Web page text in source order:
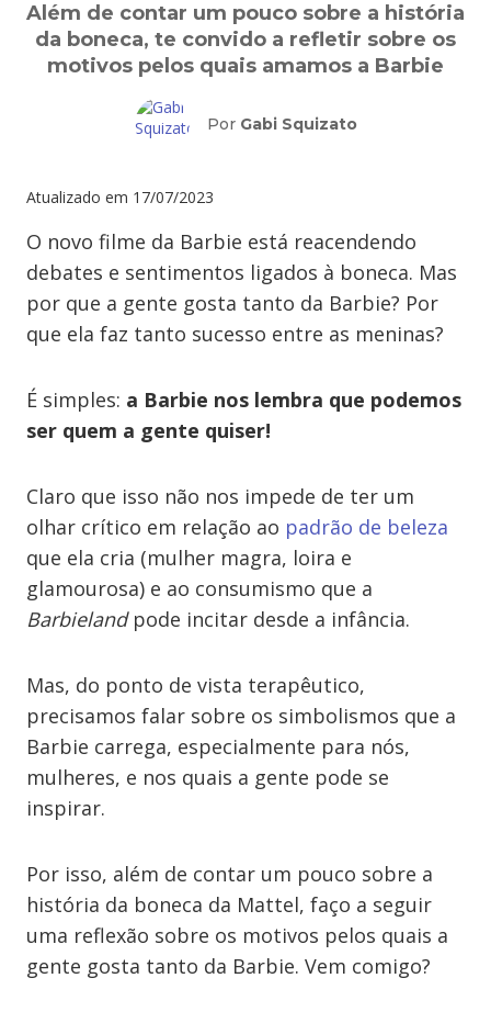
Além de contar um pouco sobre a história
da boneca, te convido a refletir sobre os
motivos pelos quais amamos a Barbie
Por Gabi Squizato
Atualizado em 17/07/2023
O novo filme da Barbie está reacendendo
debates e sentimentos ligados à boneca. Mas
por que a gente gosta tanto da Barbie? Por
que ela faz tanto sucesso entre as meninas?
É simples: a Barbie nos lembra que podemos
ser quem a gente quiser!
Claro que isso não nos impede de ter um
olhar crítico em relação ao padrão de beleza
que ela cria (mulher magra, loira e
glamourosa) e ao consumismo que a
Barbielandpode incitar desde a infância.
Mas, do ponto de vista terapêutico,
precisamos falar sobre os simbolismos que a
Barbie carrega, especialmente para nós,
mulheres, e nos quais a gente pode se
inspirar.
Por isso, além de contar um pouco sobre a
história da boneca da Mattel, faço a seguir
uma reflexão sobre os motivos pelos quais a
gente gosta tanto da Barbie. Vem comigo?